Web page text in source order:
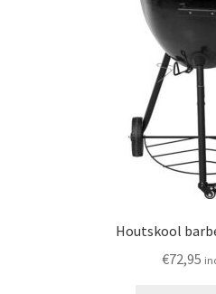
Houtskool
€72,95